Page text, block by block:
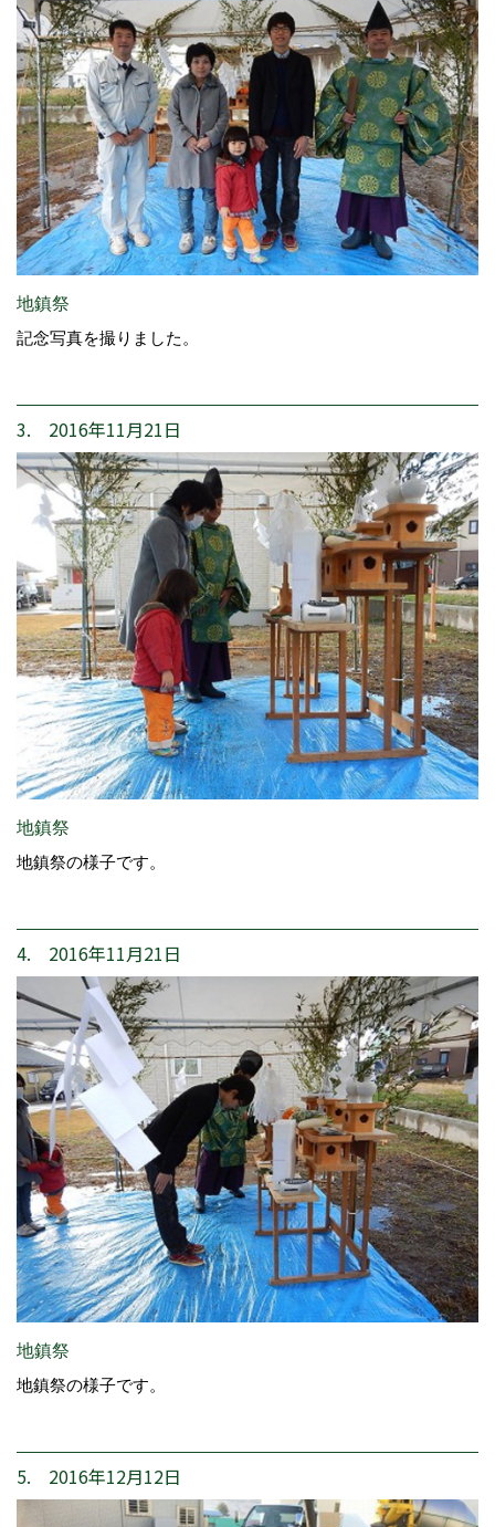
地鎮祭
記念写真を撮りました。
3. 2016年11月21日
地鎮祭
地鎮祭の様子です。
4. 2016年11月21日
地鎮祭
地鎮祭の様子です。
5. 2016年12月12日